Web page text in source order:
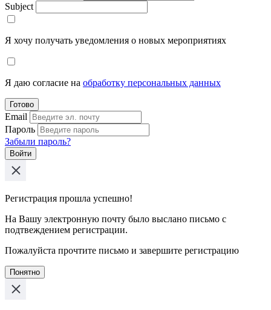
Subject
Я хочу получать уведомления о новых мероприятиях
Я даю согласие на обработку персональных данных
Готово
Email
Пароль
Забыли пароль?
Войти
Регистрация прошла успешно!
На Вашу электронную почту было выслано письмо с
подтвеждением регистрации.
Пожалуйста прочтите письмо и завершите регистрацию
Понятно